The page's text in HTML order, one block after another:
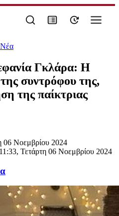
Γκλάρα: Η
συντρόφου της,
της παίκτριας
06 Νοεμβρίου 2024
11:33, Τετάρτη 06 Νοεμβρίου 2024